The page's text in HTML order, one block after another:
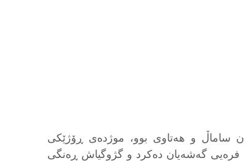
ساماڵ و هەتاوی بوو، موژدەی ڕۆژێکی
فرەیی گەشەیان دەکرد و گژوگیاش ڕەنگی